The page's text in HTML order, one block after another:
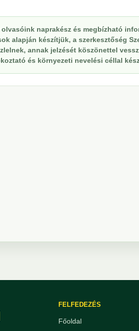
naprakész és megbízható
alapján készítjük, a szerkesztőség
annak jelzését köszönettel
és környezeti nevelési céllal
FELFEDEZÉS
Főoldal